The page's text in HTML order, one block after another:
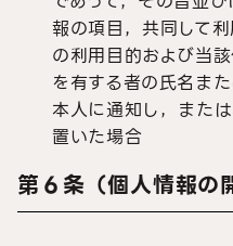
報の項目，共同して
の利用目的および当
を有する者の氏名ま
本人に通知し，また
置いた場合
第６条（個人情報の